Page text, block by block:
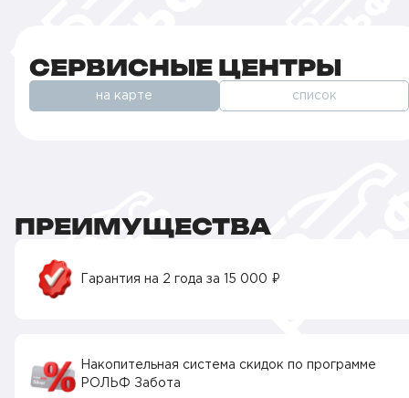
СЕРВИСНЫЕ ЦЕНТРЫ
на карте список
ПРЕИМУЩЕСТВА
Гарантия на 2 года за 15 000 ₽
Накопительная система скидок по программе
РОЛЬФ Забота